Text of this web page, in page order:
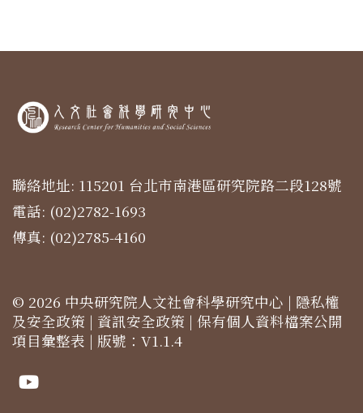
聯絡地址: 115201 台北市南港區研究院路二段128號
電話: (02)2782-1693
傳真: (02)2785-4160
© 2026 中央研究院人文社會科學研究中心 | 隱私權
及安全政策 | 資訊安全政策 | 保有個人資料檔案公開
項目彙整表 | 版號：V1.1.4
Youtube